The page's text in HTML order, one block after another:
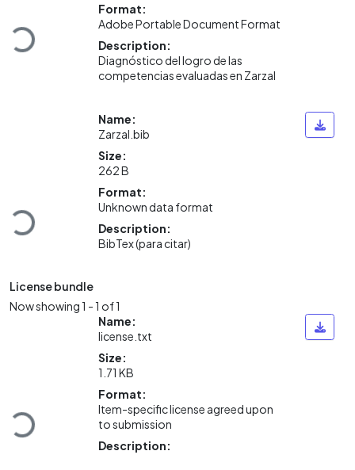
Loading...
Format:
Adobe Portable Document Format
Description:
Diagnóstico del logro de las
competencias evaluadas en Zarzal
Loading...
Name:
Zarzal.bib
Size:
262 B
Format:
Unknown data format
Description:
BibTex (para citar)
License bundle
Now showing1 - 1 of 1
Loading...
Name:
license.txt
Size:
1.71 KB
Format:
Item-specific license agreed upon
to submission
Description: